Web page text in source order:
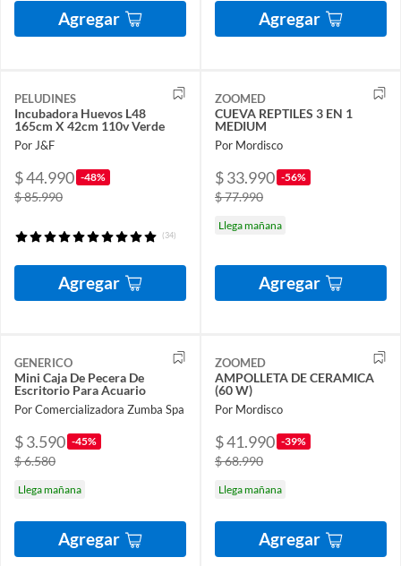
Agregar Agregar
PELUDINES
Incubadora Huevos L48
165cm X 42cm 110v Verde
Por J&F
$ 44.990 -48%
$ 85.990
(34)
Agregar
ZOOMED
CUEVA REPTILES 3 EN 1
MEDIUM
Por Mordisco
$ 33.990 -56%
$ 77.990
Llega mañana
Agregar
GENERICO
Mini Caja De Pecera De
Escritorio Para Acuario
Por Comercializadora Zumba Spa
$ 3.590 -45%
$ 6.580
Llega mañana
Agregar
ZOOMED
AMPOLLETA DE CERAMICA
(60 W)
Por Mordisco
$ 41.990 -39%
$ 68.990
Llega mañana
Agregar